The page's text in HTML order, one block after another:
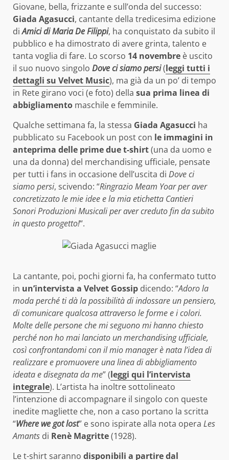
Giovane, bella, frizzante e sull’onda del successo:
Giada Agasucci, cantante della tredicesima edizione
diAmici di Maria De Filippi, ha conquistato da subito il
pubblico e ha dimostrato di avere grinta, talento e
tanta voglia di fare. Lo scorso 14 novembre è uscito
il suo nuovo singolo Dove ci siamo persi(leggi tutti i
dettagli su Velvet Music), ma già da un po’ di tempo
in Rete girano voci (e foto) della sua prima linea di
abbigliamento maschile e femminile.
Qualche settimana fa, la stessa Giada Agasucci ha
pubblicato su Facebook un post con le immagini in
anteprima delle prime due t-shirt(una da uomo e
una da donna) del merchandising ufficiale, pensate
per tutti i fans in occasione dell’uscita di Dove ci
siamo persi, scivendo: “Ringrazio Meam Yoar per aver
concretizzato le mie idee e la mia etichetta Cantieri
Sonori Produzioni Musicali per aver creduto fin da subito
in questo progetto!“.
La cantante, poi, pochi giorni fa, ha confermato tutto
in un’intervista a Velvet Gossip dicendo: “Adoro la
moda perché ti dà la possibilità di indossare un pensiero,
di comunicare qualcosa attraverso le forme e i colori.
Molte delle persone che mi seguono mi hanno chiesto
perché non ho mai lanciato un merchandising ufficiale,
così confrontandomi con il mio manager è nata l’idea di
realizzare e promuovere una linea di abbigliamento
ideata e disegnata da me” (leggi qui l’intervista
integrale). L’artista ha inoltre sottolineato
l’intenzione di accompagnare il singolo con queste
inedite magliette che, non a caso portano la scritta
“Where we got lost” e sono ispirate alla nota opera Les
Amants di Renè Magritte(1928).
Le t-shirt saranno disponibili a partire dal